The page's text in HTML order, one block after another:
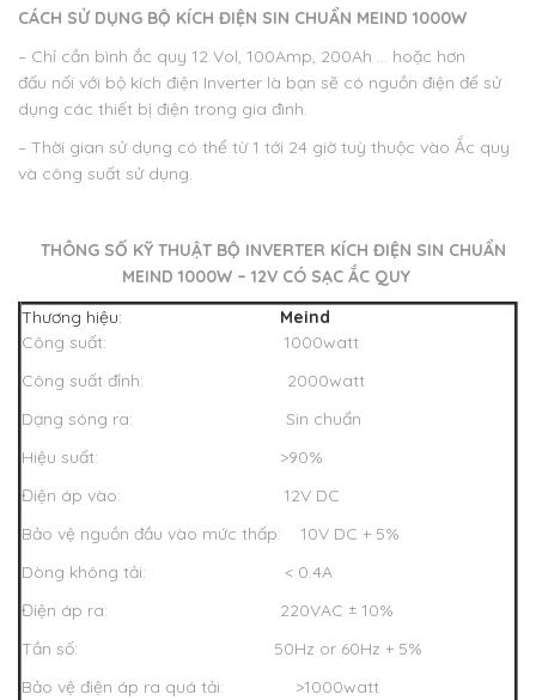
CÁCH SỬ DỤNG BỘ KÍCH ĐIỆN SIN CHUẨN MEIND 1000W
– Chỉ cần bình ắc quy 12 Vol, 100Amp, 200Ah … hoặc hơn
đấu nối với bộ kích điện Inverter là bạn sẽ có nguồn điện để sử
dụng các thiết bị điện trong gia đình.
– Thời gian sử dụng có thể từ 1 tới 24 giờ tuỳ thuộc vào Ắc quy
và công suất sử dụng.
THÔNG SỐ KỸ THUẬT BỘ INVERTER KÍCH ĐIỆN SIN CHUẨN
MEIND 1000W – 12V CÓ SẠC ẮC QUY
Thương hiệu: Meind
Công suất: 1000watt
Công suất đỉnh: 2000watt
Dạng sóng ra: Sin chuẩn
Hiệu suất: >90%
Điện áp vào: 12V DC
Bảo vệ nguồn đầu vào mức thấp: 10V DC + 5%
Dòng không tải: < 0.4A
Điện áp ra: 220VAC ± 10%
Tần số: 50Hz or 60Hz + 5%
Bảo vệ điện áp ra quá tải: >1000watt